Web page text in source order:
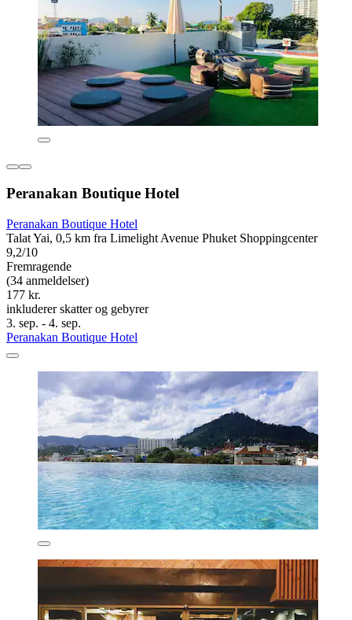
Peranakan Boutique Hotel
Peranakan Boutique Hotel
Talat Yai, 0,5 km fra Limelight Avenue Phuket Shoppingcenter
9,2/10
Fremragende
(34 anmeldelser)
177 kr.
inkluderer skatter og gebyrer
3. sep. - 4. sep.
Peranakan Boutique Hotel